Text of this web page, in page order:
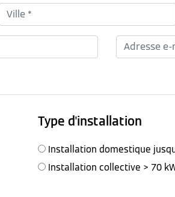
Type d'installation
Installation domestique
Installation collective > 70